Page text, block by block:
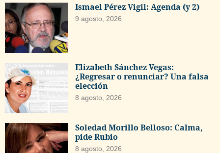
Ismael Pérez Vigil: Agenda (y 2)
9 agosto, 2026
Elizabeth Sánchez Vegas:
¿Regresar o renunciar? Una falsa
elección
8 agosto, 2026
Soledad Morillo Belloso: Calma,
pide Rubio
8 agosto, 2026